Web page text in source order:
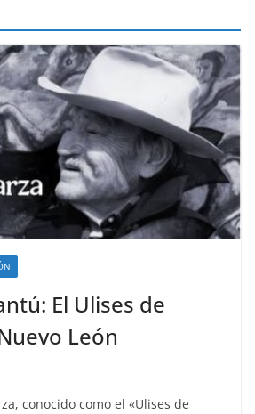
El Ulises de
León
conocido como el «Ulises de